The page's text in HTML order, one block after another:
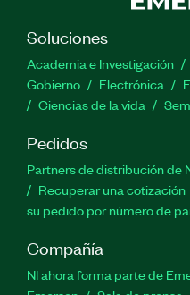
Soluciones
Academia e Investigación
Gobierno
Electrónica
Ciencias de la vida
Pedidos
Partners de distribución de
Recuperar una cotización
su pedido por número de
Compañía
NI ahora forma parte de